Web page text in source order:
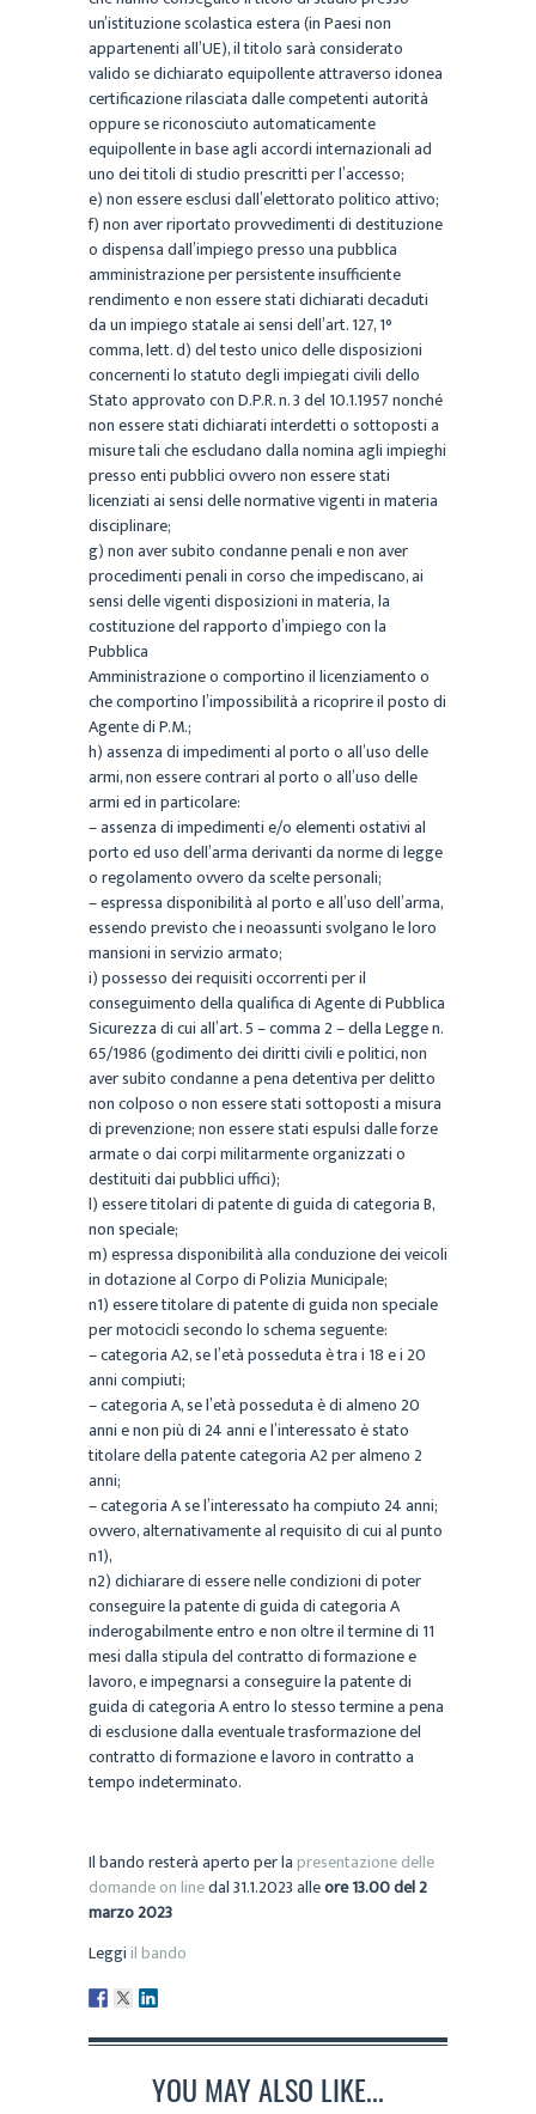
un’istituzione scolasticaestera (in Paesi non
appartenenti all’UE), il titolo sarà considerato
valido se dichiarato equipollenteattraversoidonea
certificazionerilasciatadallecompetentiautorità
oppuresericonosciutoautomaticamente
equipollente in base agli accordi internazionali ad
uno dei titoli di studio prescrittiper l’accesso;
e)non essere esclusi dall’elettorato politico attivo;
f)non aver riportato provvedimenti di destituzione
o dispensa dall’impiego presso una pubblica
amministrazione per persistente insufficiente
rendimento e non essere stati dichiarati decaduti
da unimpiego statale ai sensi dell’art. 127, 1°
comma, lett. d) del testo unico delle disposizioni
concernentilo statuto degli impiegati civili dello
Stato approvato con D.P.R. n. 3 del 10.1.1957 nonché
non esserestati dichiarati interdetti o sottoposti a
misure tali che escludano dalla nomina agli impieghi
presso entipubblici ovvero non essere stati
licenziati ai sensi delle normative vigenti in materia
disciplinare;
g)non aver subito condanne penali e non aver
procedimenti penali in corso che impediscano, ai
sensidellevigentidisposizioniinmateria,la
costituzionedelrapportod’impiegoconla
Pubblica
Amministrazione o comportino il licenziamento o
che comportino l’impossibilità a ricoprire il posto di
Agente di P.M.;
h)assenza di impedimenti al porto o all’uso delle
armi, non essere contrari al porto o all’uso delle
armi ed in particolare:
–assenza di impedimenti e/o elementi ostativi al
porto ed uso dell’arma derivanti da norme di legge
oregolamento ovvero da scelte personali;
–espressa disponibilità al porto e all’uso dell’arma,
essendo previsto che i neoassunti svolgano le loro
mansioni in servizio armato;
i)possesso dei requisiti occorrenti per il
conseguimento della qualifica di Agente di Pubblica
Sicurezzadi cui all’art. 5 – comma 2 – della Legge n.
65/1986 (godimento dei diritti civili e politici, non
aver subitocondanne a pena detentiva per delitto
non colposo o non essere stati sottoposti a misura
diprevenzione; non essere stati espulsi dalle forze
armate o dai corpi militarmente organizzati o
destituitidai pubblici uffici);
l)essere titolari di patente di guida di categoria B,
non speciale;
m)espressa disponibilità alla conduzione dei veicoli
in dotazione al Corpo di Polizia Municipale;
n1)essere titolare di patente di guida non speciale
per motocicli secondo lo schema seguente:
– categoria A2, se l’età posseduta è tra i 18 e i 20
anni compiuti;
– categoria A, se l’età posseduta è di almeno 20
anni e non più di 24 anni e l’interessato è stato
titolare della patente categoria A2 per almeno 2
anni;
– categoria A se l’interessato ha compiuto 24 anni;
ovvero, alternativamente al requisito di cui al punto
n1),
n2) dichiararedi essere nelle condizioni di poter
conseguire la patente di guida di categoria A
inderogabilmente entro e non oltre il termine di 11
mesi dalla stipula del contratto di formazione e
lavoro, eimpegnarsia conseguire la patente di
guida di categoria A entro lo stesso termine a pena
di esclusione dalla eventuale trasformazione del
contratto di formazione e lavoro in contratto a
tempoindeterminato.
Il bando resterà aperto per lapresentazione delle
domande on linedal 31.1.2023 alleore 13.00 del 2
marzo 2023
Leggiil bando
YOU MAY ALSO LIKE...